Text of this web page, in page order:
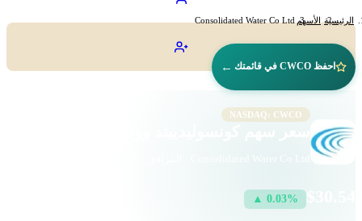
الرئيسية الأسهم Consolidated Water Co Ltd
احفظ CWCO في قائمتك ←
NASDAQ: CWCO
سعر سهم كونسوليدييتد ووتر (CWCO)
▲ 0.03%